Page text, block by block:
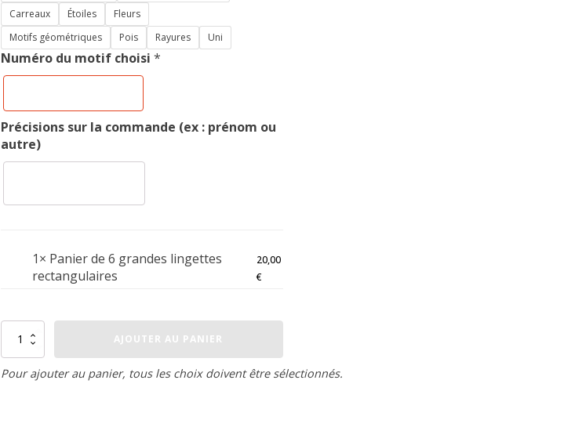
Carreaux
Étoiles
Fleurs
Motifs géométriques
Pois Rayures Uni
Numéro du motif choisi *
Précisions sur la commande (ex : prénom ou
autre)
1× Panier de 6 grandes lingettes
rectangulaires
20,00
€
quantité
Panier
de
AJOUTER AU PANIER
Pour ajouter au panier, tous les choix doivent être sélectionnés.